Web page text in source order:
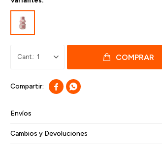
1 COMPRAR
 
Envíos
Cambios y Devoluciones